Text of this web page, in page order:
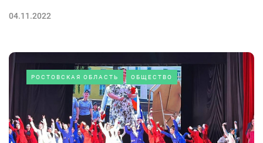
04.11.2022
РОСТОВСКАЯ ОБЛАСТЬ ОБЩЕСТВО